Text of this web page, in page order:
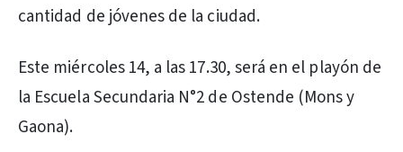
cantidad de jóvenes de la ciudad.
Este miércoles 14, a las 17.30, será en el playón de
la Escuela Secundaria N°2 de Ostende (Mons y
Gaona).